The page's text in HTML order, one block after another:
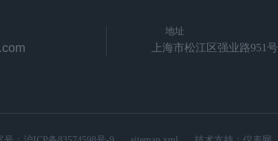
地址
上海市松江区强业路951号